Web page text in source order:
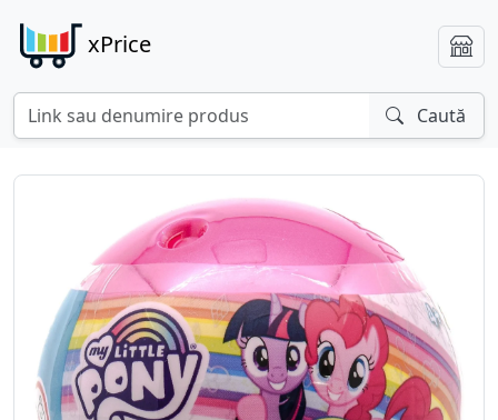
xPrice
Caută